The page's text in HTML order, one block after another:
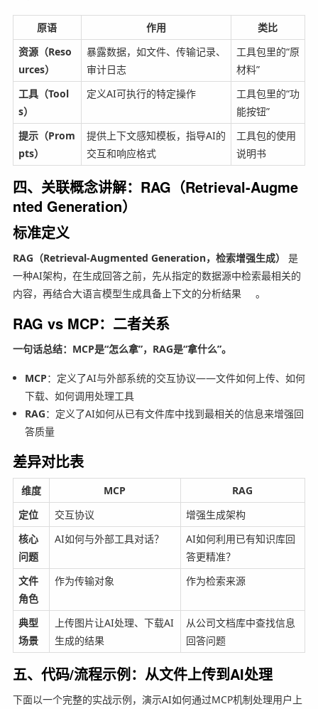
原语 作用
类比
资源（Reso
urces）
暴露数据，如文件、传输记录、
审计日志
工具包里的“原
材料”
工具（Tool
s）
定义AI可执行的特定操作
工具包里的“功
能按钮”
提示（Prom
pts）
提供上下文感知模板，指导AI的
交互和响应格式
工具包的使用
说明书
四、关联概念讲解：RAG（Retrieval-Augme
nted Generation）
标准定义
RAG（Retrieval-Augmented Generation，检索增强生成）
是
一种AI架构，在生成回答之前，先从指定的数据源中检索最相关的
内容，再结合大语言模型生成具备上下文的分析结果
。
RAG vs MCP：二者关系
一句话总结：MCP是“怎么拿”，RAG是“拿什么”。
MCP：定义了AI与外部系统的交互协议——文件如何上传、如何
下载、如何调用处理工具
RAG：定义了AI如何从已有文件库中找到最相关的信息来增强回
答质量
差异对比表
维度 MCP
RAG
定位
交互协议
增强生成架构
核心
问题
AI如何与外部工具对话？
AI如何利用已有知识库回
答更精准？
文件
角色
作为传输对象 作为检索来源
典型
场景
上传图片让AI处理、下载AI
生成的结果
从公司文档库中查找信息
回答问题
五、代码/流程示例：从文件上传到AI处理
下面以一个完整的实战示例，演示AI如何通过MCP机制处理用户上